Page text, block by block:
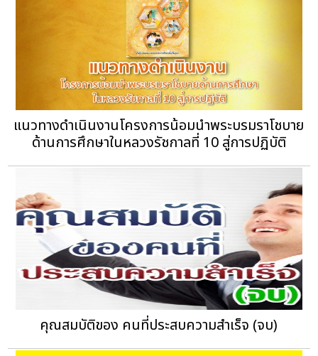
แนวทางดำเนินงานโครงการน้อมนำพระบรมราโชบาย
ด้านการศึกษาในหลวงรัชกาลที่ 10 สู่การปฏิบัติ
คุณสมบัติของ คนที่ประสบความสำเร็จ (จบ)